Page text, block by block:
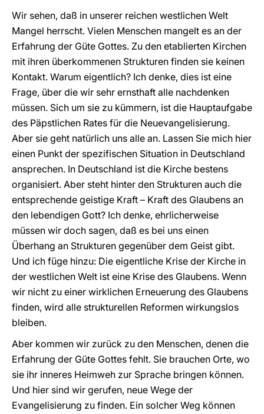
Wir sehen, daß in unserer reichen westlichen Welt
Mangel herrscht. Vielen Menschen mangelt es an der
Erfahrung der Güte Gottes. Zu den etablierten Kirchen
mit ihren überkommenen Strukturen finden sie keinen
Kontakt. Warum eigentlich? Ich denke, dies ist eine
Frage, über die wir sehr ernsthaft alle nachdenken
müssen. Sich um sie zu kümmern, ist die Hauptaufgabe
des Päpstlichen Rates für die Neuevangelisierung.
Aber sie geht natürlich uns alle an. Lassen Sie mich hier
einen Punkt der spezifischen Situation in Deutschland
ansprechen. In Deutschland ist die Kirche bestens
organisiert. Aber steht hinter den Strukturen auch die
entsprechende geistige Kraft – Kraft des Glaubens an
den lebendigen Gott? Ich denke, ehrlicherweise
müssen wir doch sagen, daß es bei uns einen
Überhang an Strukturen gegenüber dem Geist gibt.
Und ich füge hinzu: Die eigentliche Krise der Kirche in
der westlichen Welt ist eine Krise des Glaubens. Wenn
wir nicht zu einer wirklichen Erneuerung des Glaubens
finden, wird alle strukturellen Reformen wirkungslos
bleiben.
Aber kommen wir zurück zu den Menschen, denen die
Erfahrung der Güte Gottes fehlt. Sie brauchen Orte, wo
sie ihr inneres Heimweh zur Sprache bringen können.
Und hier sind wir gerufen, neue Wege der
Evangelisierung zu finden. Ein solcher Weg können